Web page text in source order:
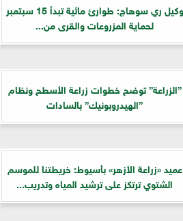
وكيل ري سوهاج: طوارئ مائية تبدأ 15 سبتمبر
لحماية المزروعات والقرى من...
”الزراعة” توضح خطوات زراعة الأسطح ونظام
”الهيدروبونيك” بالسادات
عميد «زراعة الأزهر» بأسيوط: خريطتنا للموسم
الشتوي ترتكز على ترشيد المياه وتدريب...